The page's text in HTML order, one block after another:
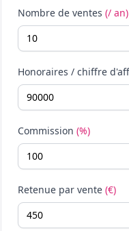
Nombre de ventes (/ an)
Honoraires / chiffre
Commission (%)
Retenue par vente (€)